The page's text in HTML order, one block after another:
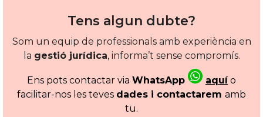
Tens algun dubte?
Som un equip de professionals amb experiència en
la gestió jurídica, informa’t sense compromís.
Ens pots contactar via WhatsApp aquío
facilitar-nos les teves dades i contactarem amb
tu.